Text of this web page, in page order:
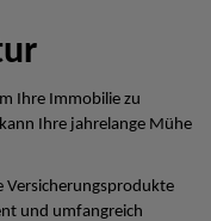
Ihre Immobilie zu
Ihre jahrelange Mühe
Versicherungsprodukte
und umfangreich